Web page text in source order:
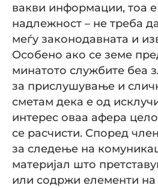
вакви информации, тоа
надлежност – не треба
меѓу законодавната и
Особено ако се земе
минатото службите беа
за прислушување и
сметам дека е од
интерес оваа афера
се расчисти. Според
за следење на
материјал што
или содржи елементи